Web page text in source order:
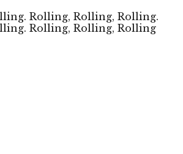
Rolling, Rolling, Rolling.
Rolling, Rolling, Rolling